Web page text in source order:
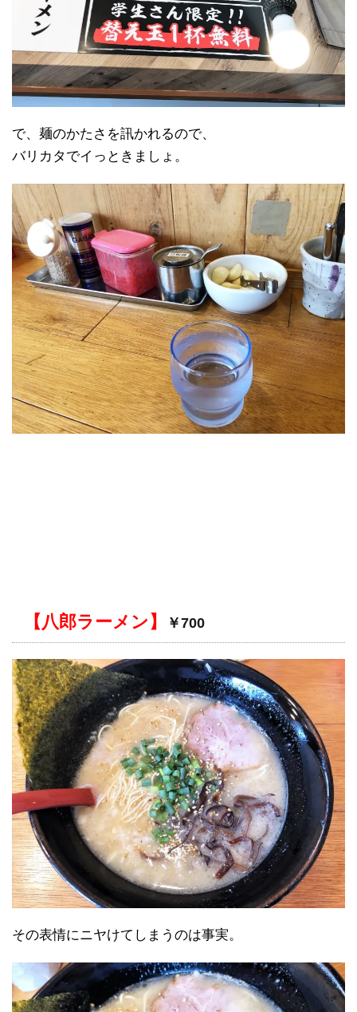
で、麺のかたさを訊かれるので、
バリカタでイっときましょ。
【八郎ラーメン】 ￥700
その表情にニヤけてしまうのは事実。